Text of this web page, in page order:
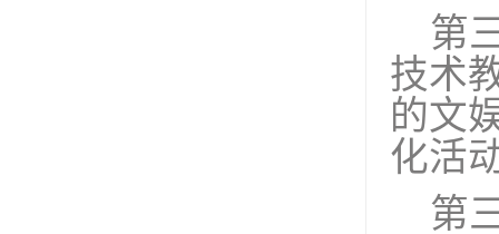
第
技术
的文
化活
第